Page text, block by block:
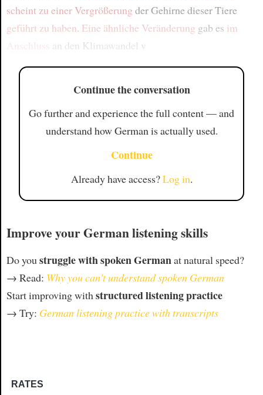
scheint zu einer Vergrößerung der Gehirne dieser Tiere
geführt zu haben. Eine ähnliche Veränderung gab es im
Anschluss
an den Klimawandel v
Continue the conversation
Go further and experience the full content — and
understand how German is actually used.
Continue
Already have access?Log in.
Improve your German listening skills
Do youstruggle with spoken Germanat natural speed?
→ Read: Why you can't understand spoken German
Start improving withstructured listening practice
→ Try: German listening practice with transcripts
RATES